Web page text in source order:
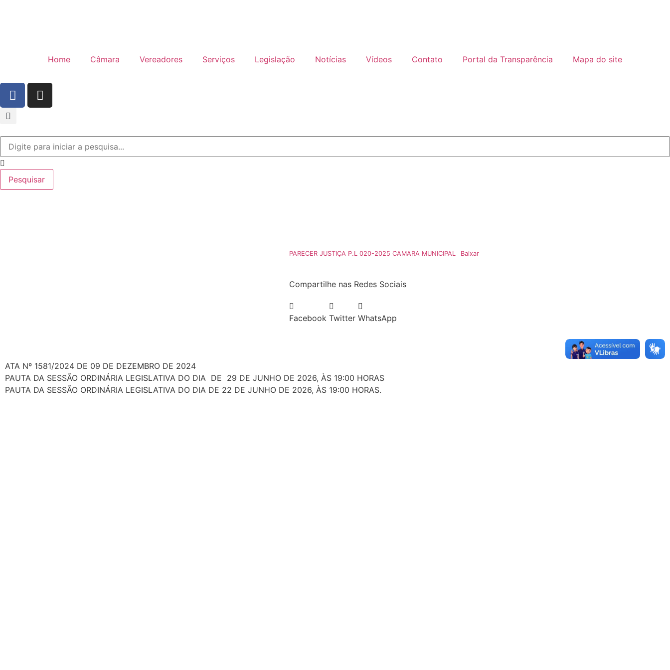
Home Câmara Vereadores Serviços Legislação Notícias Vídeos Contato Portal da Transparência Mapa do site
Pesquisar
PARECER JUSTIÇA P.L 020-2025 CAMARA MUNICIPAL Baixar
Compartilhe nas Redes Sociais
Facebook Twitter WhatsApp
ATA Nº 1581/2024 DE 09 DE DEZEMBRO DE 2024
PAUTA DA SESSÃO ORDINÁRIA LEGISLATIVA DO DIA DE 29 DE JUNHO DE 2026, ÀS 19:00 HORAS
PAUTA DA SESSÃO ORDINÁRIA LEGISLATIVA DO DIA DE 22 DE JUNHO DE 2026, ÀS 19:00 HORAS.